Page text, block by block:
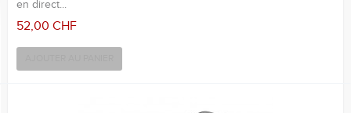
en direct...
52,00 CHF